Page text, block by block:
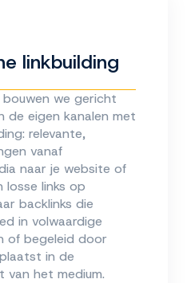
linkbuilding
we gericht
de eigen kanalen met
relevante,
vanaf
naar je website of
losse links op
backlinks die
in volwaardige
of begeleid door
in de
het medium.